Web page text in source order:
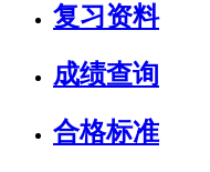
复习资料
成绩查询
合格标准